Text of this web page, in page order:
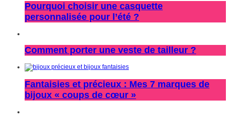
Pourquoi choisir une casquette
personnalisée pour l’été ?
Comment porter une veste de tailleur ?
Fantaisies et précieux : Mes 7 marques de
bijoux « coups de cœur »